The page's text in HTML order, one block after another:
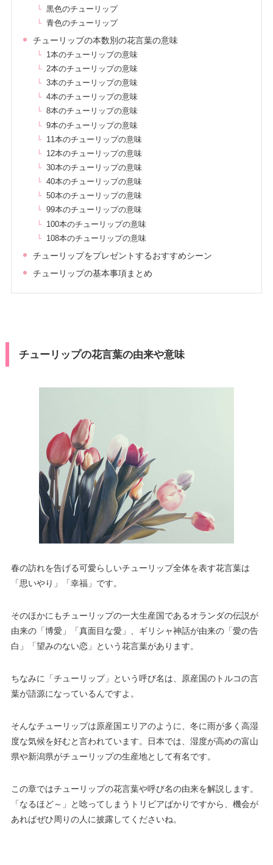
黒色のチューリップ
青色のチューリップ
チューリップの本数別の花言葉の意味
1本のチューリップの意味
2本のチューリップの意味
3本のチューリップの意味
4本のチューリップの意味
8本のチューリップの意味
9本のチューリップの意味
11本のチューリップの意味
12本のチューリップの意味
30本のチューリップの意味
40本のチューリップの意味
50本のチューリップの意味
99本のチューリップの意味
100本のチューリップの意味
108本のチューリップの意味
チューリップをプレゼントするおすすめシーン
チューリップの基本事項まとめ
チューリップの花言葉の由来や意味
春の訪れを告げる可愛らしいチューリップ全体を表す花言葉は
「思いやり」「幸福」です。
そのほかにもチューリップの一大生産国であるオランダの伝説が
由来の「博愛」「真面目な愛」、ギリシャ神話が由来の「愛の告
白」「望みのない恋」という花言葉があります。
ちなみに「チューリップ」という呼び名は、原産国のトルコの言
葉が語源になっているんですよ。
そんなチューリップは原産国エリアのように、冬に雨が多く高湿
度な気候を好むと言われています。日本では、湿度が高めの富山
県や新潟県がチューリップの生産地として有名です。
この章ではチューリップの花言葉や呼び名の由来を解説します。
「なるほど～」と唸ってしまうトリビアばかりですから、機会が
あればぜひ周りの人に披露してくださいね。